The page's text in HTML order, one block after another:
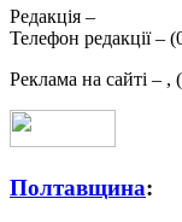
Редакція –
Телефон редакції –
Реклама на сайті – ,
Полтавщина: